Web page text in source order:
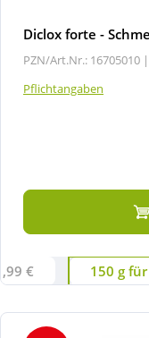
Diclox forte -
PZN/Art.Nr.: 16705010 |
Pflichtangaben
€ 150 g